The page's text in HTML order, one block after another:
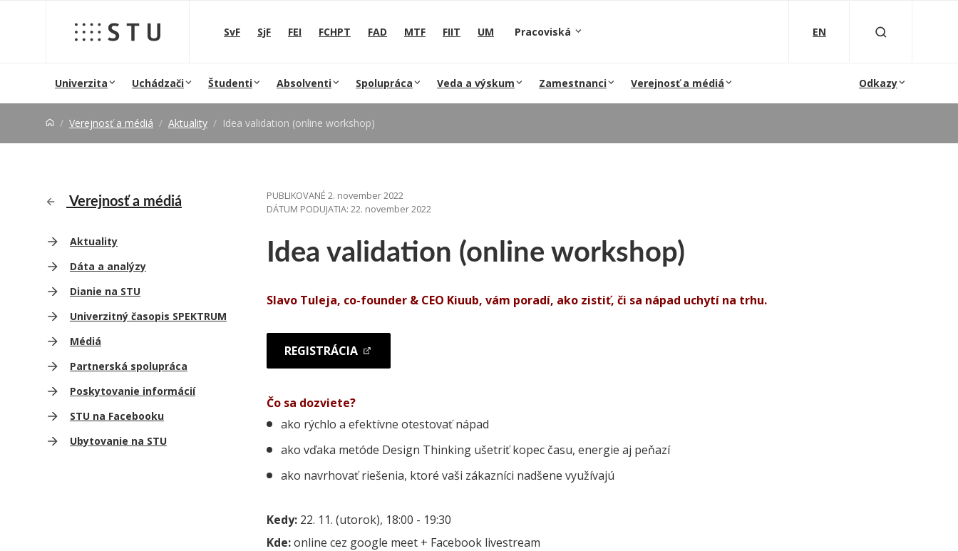
SvF SjF FEI FCHPT FAD MTF FIIT UM Pracoviská EN
Univerzita Uchádzači Študenti Absolventi Spolupráca Veda a výskum Zamestnanci Verejnosť a médiá Odkazy
Verejnosť a médiá Aktuality Idea validation (online workshop)
Verejnosť a médiá
Aktuality
Dáta a analýzy
Dianie na STU
Univerzitný časopis SPEKTRUM
Médiá
Partnerská spolupráca
Poskytovanie informácií
STU na Facebooku
Ubytovanie na STU
Idea validation (online workshop)
PUBLIKOVANÉ 2. november 2022
DÁTUM PODUJATIA: 22. november 2022
Slavo Tuleja, co-founder & CEO Kiuub, vám poradí, ako zistiť, či sa nápad uchytí na trhu.
REGISTRÁCIA
Čo sa dozviete?
ako rýchlo a efektívne otestovať nápad
ako vďaka metóde Design Thinking ušetriť kopec času, energie aj peňazí
ako navrhovať riešenia, ktoré vaši zákazníci nadšene využívajú
Kedy: 22. 11. (utorok), 18:00 - 19:30
Kde:online cez google meet + Facebook livestream